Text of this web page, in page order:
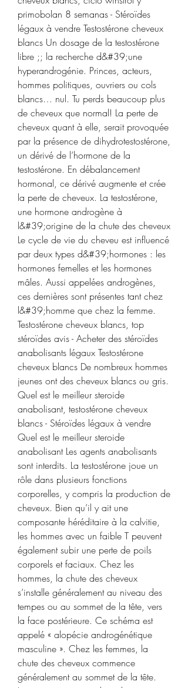
primobolan 8 semanas - Stéroïdes
légaux à vendre Testostérone cheveux
blancs Un dosage de la testostérone
libre ;; la recherche d&#39;une
hyperandrogénie. Princes, acteurs,
hommes politiques, ouvriers ou cols
blancs… nul. Tu perds beaucoup plus
de cheveux que normal! La perte de
cheveux quant à elle, serait provoquée
par la présence de dihydrotestostérone,
un dérivé de l’hormone de la
testostérone. En débalancement
hormonal, ce dérivé augmente et crée
la perte de cheveux. La testostérone,
une hormone androgène à
l&#39;origine de la chute des cheveux
Le cycle de vie du cheveu est influencé
par deux types d&#39;hormones : les
hormones femelles et les hormones
mâles. Aussi appelées androgènes,
ces dernières sont présentes tant chez
l&#39;homme que chez la femme.
Testostérone cheveux blancs, top
stéroïdes avis - Acheter des stéroïdes
anabolisants légaux Testostérone
cheveux blancs De nombreux hommes
jeunes ont des cheveux blancs ou gris.
Quel est le meilleur steroide
anabolisant, testostérone cheveux
blancs - Stéroïdes légaux à vendre
Quel est le meilleur steroide
anabolisant Les agents anabolisants
sont interdits. La testostérone joue un
rôle dans plusieurs fonctions
corporelles, y compris la production de
cheveux. Bien qu’il y ait une
composante héréditaire à la calvitie,
les hommes avec un faible T peuvent
également subir une perte de poils
corporels et faciaux. Chez les
hommes, la chute des cheveux
s’installe généralement au niveau des
tempes ou au sommet de la tête, vers
la face postérieure. Ce schéma est
appelé « alopécie androgénétique
masculine ». Chez les femmes, la
chute des cheveux commence
généralement au sommet de la tête.